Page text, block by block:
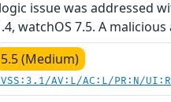
issue was addressed
watchOS 7.5. A
5.5 (Medium)
AV:L/AC:L/PR:N/